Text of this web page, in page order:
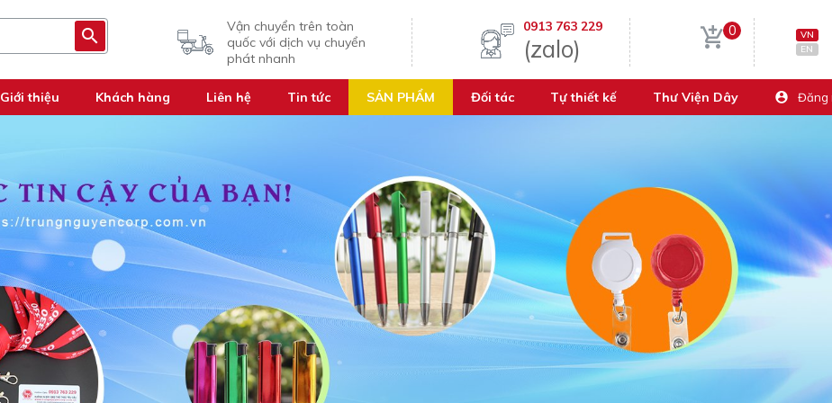
Vận chuyển trên toàn
quốc với dịch vụ chuyển
phát nhanh
0913 763 229
(zalo)
0
VN
EN
Giới thiệu Khách hàng Liên hệ Tin tức SẢN PHẨM Đối tác Tự thiết kế Thư Viện Dây Đăng